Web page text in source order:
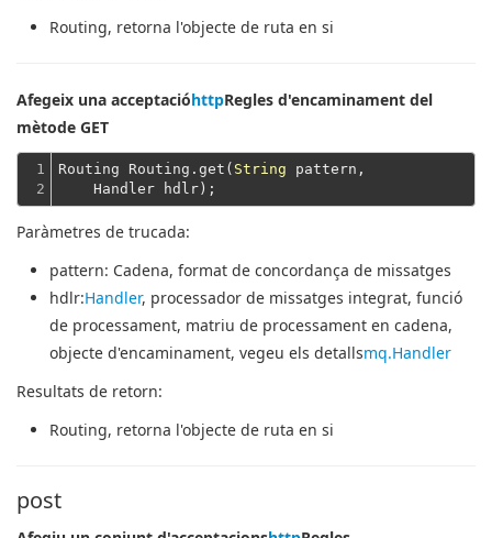
Routing, retorna l'objecte de ruta en si
Afegeix una acceptacióhttpRegles d'encaminament del
mètode GET
1
2
Routing Routing.get( String pattern,
    Handler hdlr);
Paràmetres de trucada:
pattern: Cadena, format de concordança de missatges
hdlr:Handler, processador de missatges integrat, funció
de processament, matriu de processament en cadena,
objecte d'encaminament, vegeu els detallsmq.Handler
Resultats de retorn:
Routing, retorna l'objecte de ruta en si
post